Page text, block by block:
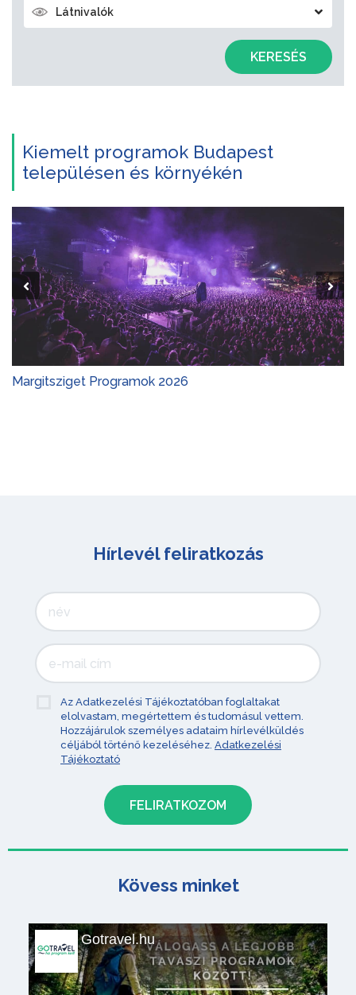
Látnivalók
KERESÉS
Kiemelt programok Budapest
településen és környékén
Margitsziget Programok 2026
Hírlevél feliratkozás
Az Adatkezelési Tájékoztatóban foglaltakat
elolvastam, megértettem és tudomásul vettem.
Hozzájárulok személyes adataim hírlevélküldés
céljából történő kezeléséhez. Adatkezelési
Tájékoztató
Kövess minket
Gotravel.hu